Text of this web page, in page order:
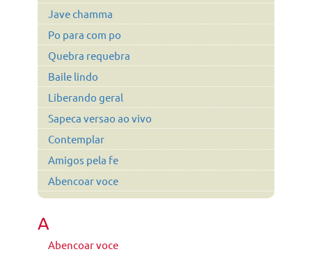
Jave chamma
Po para com po
Quebra requebra
Baile lindo
Liberando geral
Sapeca versao ao vivo
Contemplar
Amigos pela fe
Abencoar voce
A
Abencoar voce